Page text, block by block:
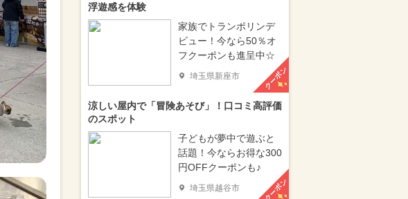
浮遊感を体験
家族でトランポリンデ
ビュー！今なら50％オ
フクーポンも進呈中☆
埼玉県新座市 クーポン
涼しい屋内で「冒険あそび」！口コミ高評価
のスポット
子どもが夢中で遊ぶと
話題！今ならお得な300
円OFFクーポンも♪
埼玉県越谷市 クーポン